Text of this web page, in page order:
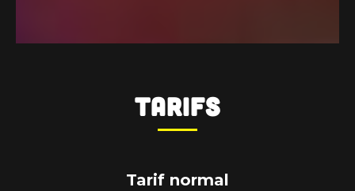
Tarifs
Tarif normal